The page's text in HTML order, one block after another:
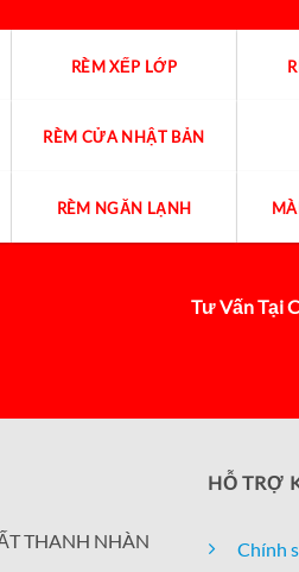
RÈM XẾP LỚP
RÈM CỬA NHẬT BẢN
RÈM NGĂN LẠNH
Tư Vấn Tại
THANH NHÀN
HỖ TRỢ
Chính